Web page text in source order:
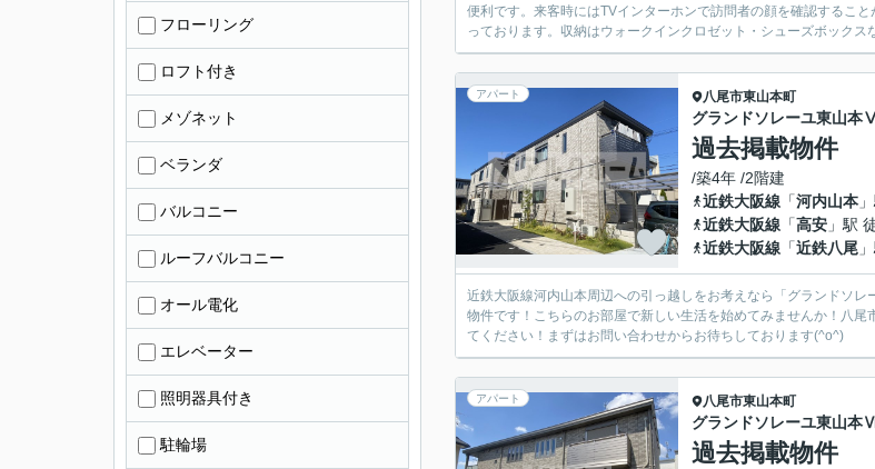
便利です。来客時にはTVインターホンで訪問者の顔を確認するこ
っております。収納はウォークインクロゼット・シューズボック
アパート 八尾市東山本町
グランドソレーユ東山本
過去掲載物件
/築4年 /2階建
近鉄大阪線 「河内山本
近鉄大阪線 「高安 」駅
近鉄大阪線 「近鉄八尾
近鉄大阪線河内山本周辺への引っ越しをお考えなら「グランドソ
物件です！こちらのお部屋で新しい生活を始めてみませんか！八
てください！まずはお問い合わせからお待ちしております(^o^)
アパート 八尾市東山本町
グランドソレーユ東山本
過去掲載物件
フローリング
ロフト付き
メゾネット
ベランダ
バルコニー
ルーフバルコニー
オール電化
エレベーター
照明器具付き
駐輪場